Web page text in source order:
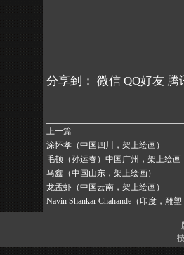
分享到： 微信 QQ好友 腾
上一篇
涂怀孝（中国四川，架上绘画）
毛顿（孙运春）中国广州，架上绘画​
马鑫（中国山东，架上绘画）
龙孟虾（中国云南，架上绘画）
Navin Shankar Chahande（印度，雕